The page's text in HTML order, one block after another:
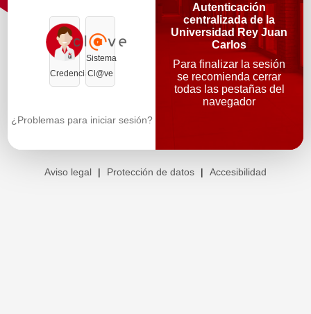
Credenciales
Sistema
Cl@ve
¿Problemas para iniciar sesión?
Autenticación
centralizada de la
Universidad Rey Juan
Carlos
Para finalizar la sesión
se recomienda cerrar
todas las pestañas del
navegador
Aviso legal | Protección de datos | Accesibilidad